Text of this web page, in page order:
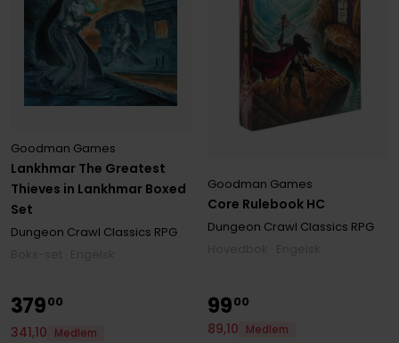
Lankhmar The Greatest
Thieves in Lankhmar Boxed
Set
Goodman Games
Dungeon Crawl Classics RPG
Core Rulebook HC
Goodman Games
Dungeon Crawl Classics RPG
37900
341,10
Medlem
9900
89,10
Medlem